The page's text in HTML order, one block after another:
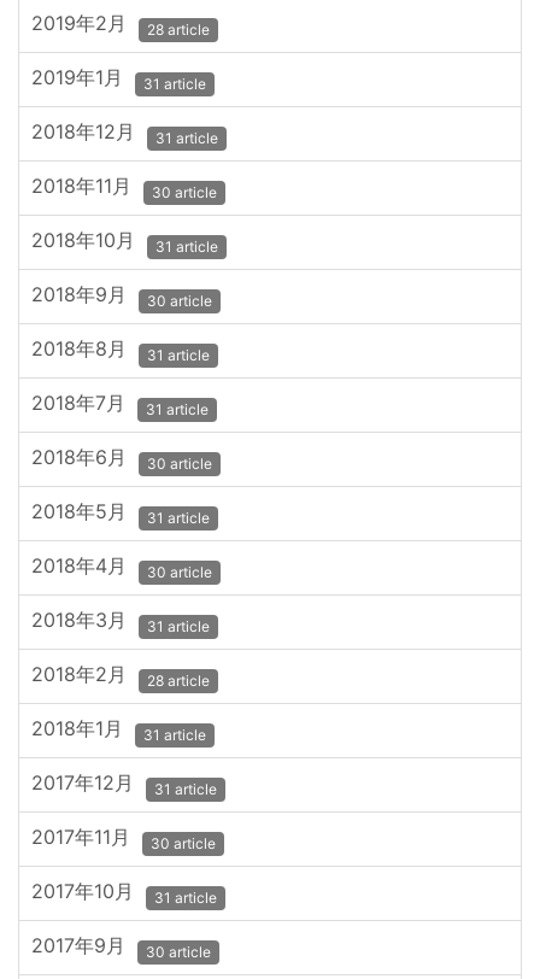
2019年2月 28 article
2019年1月 31 article
2018年12月 31 article
2018年11月 30 article
2018年10月 31 article
2018年9月 30 article
2018年8月 31 article
2018年7月 31 article
2018年6月 30 article
2018年5月 31 article
2018年4月 30 article
2018年3月 31 article
2018年2月 28 article
2018年1月 31 article
2017年12月 31 article
2017年11月 30 article
2017年10月 31 article
2017年9月 30 article